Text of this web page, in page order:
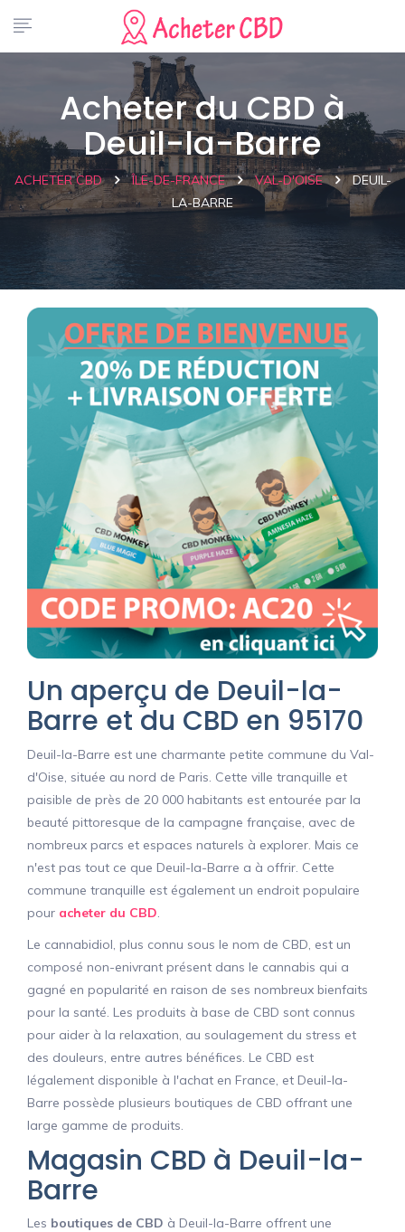
Acheter du CBD à
Deuil-la-Barre
ACHETER CBD ÎLE-DE-FRANCE VAL-D'OISE
DEUIL-
LA-BARRE
Un aperçu de Deuil-la-
Barre et du CBD en 95170
Deuil-la-Barre est une charmante petite commune du Val-
d'Oise, située au nord de Paris. Cette ville tranquille et
paisible de près de 20 000 habitants est entourée par la
beauté pittoresque de la campagne française, avec de
nombreux parcs et espaces naturels à explorer. Mais ce
n'est pas tout ce que Deuil-la-Barre a à offrir. Cette
commune tranquille est également un endroit populaire
pour acheter du CBD
Le cannabidiol, plus connu sous le nom de CBD, est un
composé non-enivrant présent dans le cannabis qui a
gagné en popularité en raison de ses nombreux bienfaits
pour la santé. Les produits à base de CBD sont connus
pour aider à la relaxation, au soulagement du stress et
des douleurs, entre autres bénéfices. Le CBD est
légalement disponible à l'achat en France, et Deuil-la-
Barre possède plusieurs boutiques de CBD offrant une
large gamme de produits.
Magasin CBD à Deuil-la-
Barre
Les boutiques de CBD à Deuil-la-Barre offrent une